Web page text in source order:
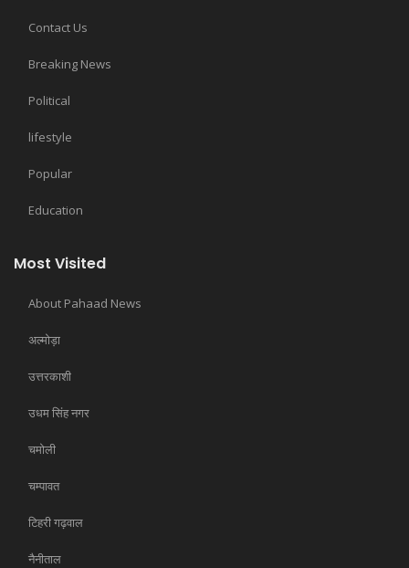
Contact Us
Breaking News
Political
lifestyle
Popular
Education
Most Visited
About Pahaad News
अल्मोड़ा
उत्तरकाशी
उधम सिंह नगर
चमोली
चम्पावत
टिहरी गढ़वाल
नैनीताल